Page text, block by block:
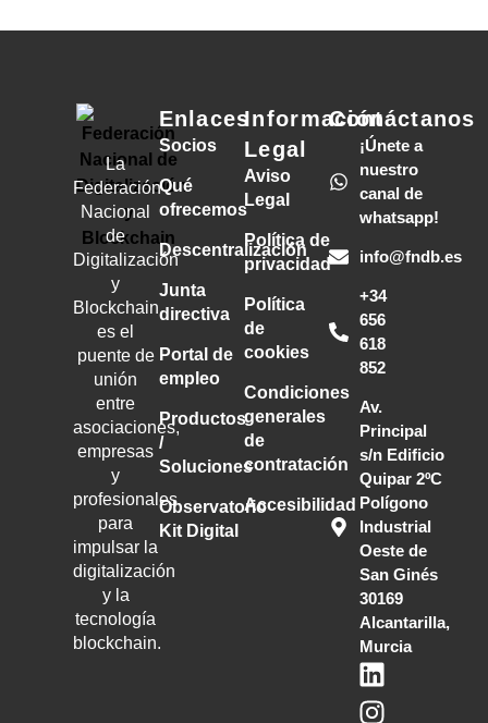
La
Federación
Nacional
de
Digitalización
y
Blockchain
es el
puente de
unión
entre
asociaciones,
empresas
y
profesionales
para
impulsar la
digitalización
y la
tecnología
blockchain.
Enlaces
Socios
Qué
ofrecemos
Descentralización
Junta
directiva
Portal de
empleo
Productos
/
Soluciones
Observatorio
Kit Digital
Información
Legal
Aviso
Legal
Política de
privacidad
Política
de
cookies
Condiciones
generales
de
contratación
Accesibilidad
Contáctanos
¡Únete a
nuestro
canal de
whatsapp!
info@fndb.es
+34
656
618
852
Av.
Principal
s/n Edificio
Quipar 2ºC
Polígono
Industrial
Oeste de
San Ginés
30169
Alcantarilla,
Murcia